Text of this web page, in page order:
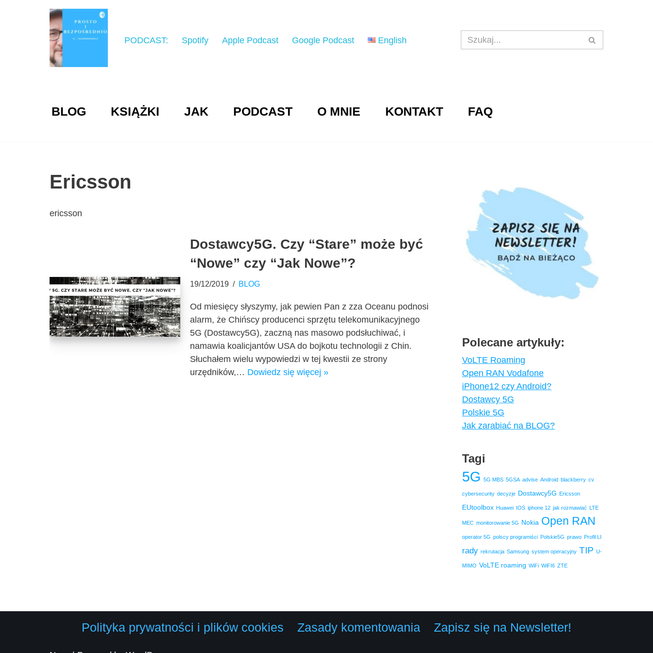
PODCAST: Spotify Apple Podcast Google Podcast English
BLOG KSIĄŻKI JAK PODCAST O MNIE KONTAKT FAQ
Ericsson
ericsson
Dostawcy5G. Czy “Stare” może być
“Nowe” czy “Jak Nowe”?
19/12/2019 BLOG
Od miesięcy słyszymy, jak pewien Pan z zza Oceanu podnosi
alarm, że Chińscy producenci sprzętu telekomunikacyjnego
5G (Dostawcy5G), zaczną nas masowo podsłuchiwać, i
namawia koalicjantów USA do bojkotu technologii z Chin.
Słuchałem wielu wypowiedzi w tej kwestii ze strony
urzędników,… Dowiedz się więcej »
Polecane artykuły:
VoLTE Roaming
Open RAN Vodafone
iPhone12 czy Android?
Dostawcy 5G
Polskie 5G
Jak zarabiać na BLOG?
Tagi
5G 5G MBS 5GSA advise Android blackberry cv
cybersecurity decyzje Dostawcy5G Ericsson
EUtoolbox Huawei IOS iphone 12 jak rozmawiać LTE
MEC monitorowanie 5G Nokia Open RAN
operator 5G polscy programiści Polskie5G prawo Profil LI
rady rekrutacja Samsung system operacyjny TIP U-
MIMO VoLTE roaming WiFi WiFI6 ZTE
Polityka prywatności i plików cookies Zasady komentowania Zapisz się na Newsletter!